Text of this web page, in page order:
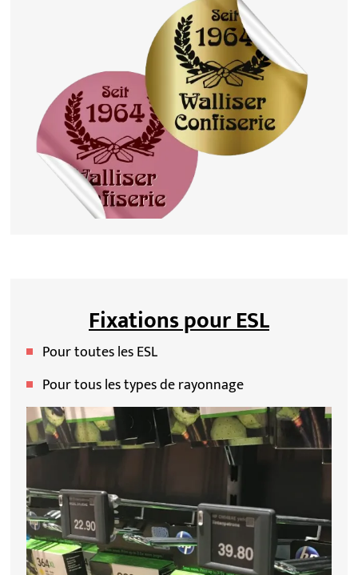
Fixations pour ESL
Pour toutes les ESL
Pour tous les types de rayonnage